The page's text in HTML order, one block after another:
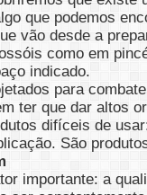
que podemos
vão desde a
como em
indicado.
para
ter que dar altos
difíceis de
São
importante: a